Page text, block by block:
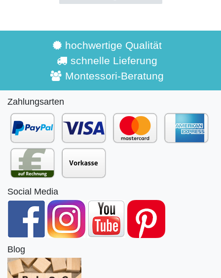
hochwertige Qualität
schnelle Lieferung
Montessori-Beratung
Zahlungsarten
Social Media
Blog